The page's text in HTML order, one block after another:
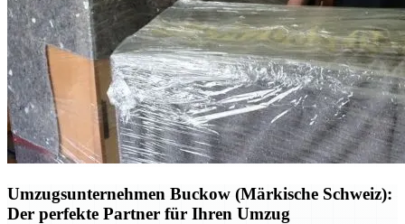
Umzugsunternehmen Buckow (Märkische Schweiz):
Der perfekte Partner für Ihren Umzug